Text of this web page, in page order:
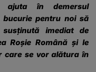
în demersul
bucurie pentru noi să
imediat de
Roșie Română și le
care se vor alătura în